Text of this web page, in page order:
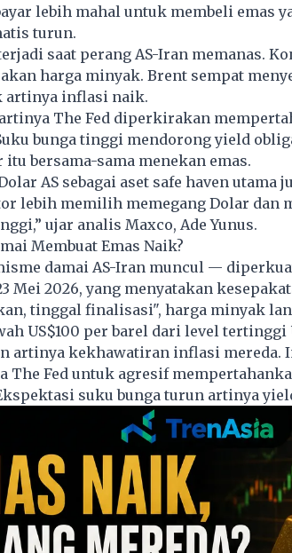
lebih mahal untuk membeli emas
turun.
saat perang AS-Iran memanas.
harga minyak. Brent sempat
artinya inflasi naik.
The Fed diperkirakan
bunga tinggi mendorong yield
itu bersama-sama menekan emas.
AS sebagai aset safe haven
lebih memilih memegang Dolar dan
ujar analis Maxco, Ade Yunus.
Membuat Emas Naik?
damai AS-Iran muncul —
Mei 2026, yang menyatakan
tinggal finalisasi", harga minyak
US$100 per barel dari level tertinggi
artinya kekhawatiran inflasi mereda.
The Fed untuk agresif
suku bunga turun artinya